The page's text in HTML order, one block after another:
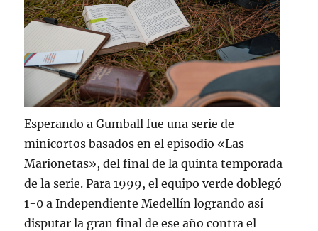
Esperando a Gumball fue una serie de
minicortos basados en el episodio «Las
Marionetas», del final de la quinta temporada
de la serie. Para 1999, el equipo verde doblegó
1-0 a Independiente Medellín logrando así
disputar la gran final de ese año contra el